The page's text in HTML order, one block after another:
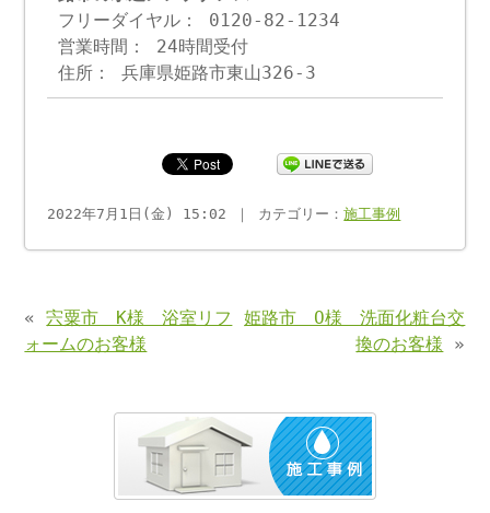
フリーダイヤル： 0120-82-1234
営業時間： 24時間受付
住所： 兵庫県姫路市東山326-3
2022年7月1日(金) 15:02 ｜ カテゴリー：施工事例
«宍粟市 K様 浴室リフ
ォームのお客様
姫路市 O様 洗面化粧台交
換のお客様 »